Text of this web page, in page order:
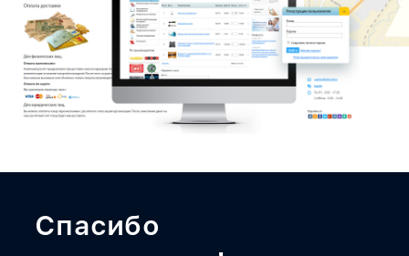
Спасибо